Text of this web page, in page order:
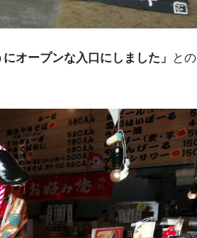
オープンな入口にしました」
との